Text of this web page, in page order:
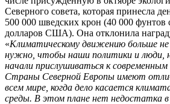
Северного совета, которая принесла
500 000 шведских крон (40 000 фунтов
долларов США). Она отклонила
«Климатическому движению больше
нужно, чтобы наши политики и люди,
начали прислушиваться к современным
Страны Северной Европы имеют
всем мире, когда дело касается
среды. В этом плане нет недостатка в